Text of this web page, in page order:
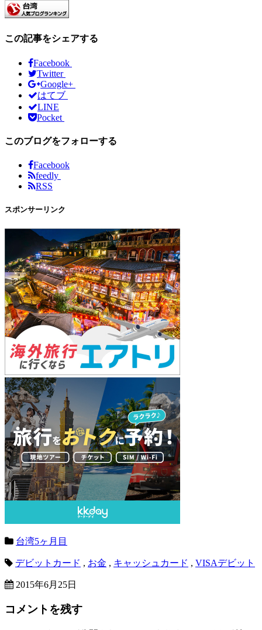
この記事をシェアする
Facebook
Twitter
Google+
はてブ
LINE
Pocket
このブログをフォローする
Facebook
feedly
RSS
スポンサーリンク
台湾5ヶ月目
デビットカード , お金 , キャッシュカード , VISAデビット
2015年6月25日
コメントを残す